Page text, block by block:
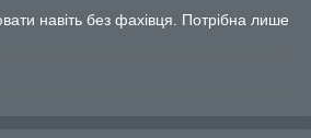
навіть без фахівця. Потрібна лише